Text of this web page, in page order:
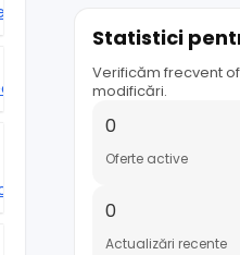
Statistici
Verificăm frecvent
modificări.
0
Oferte active
0
Actualizări recente